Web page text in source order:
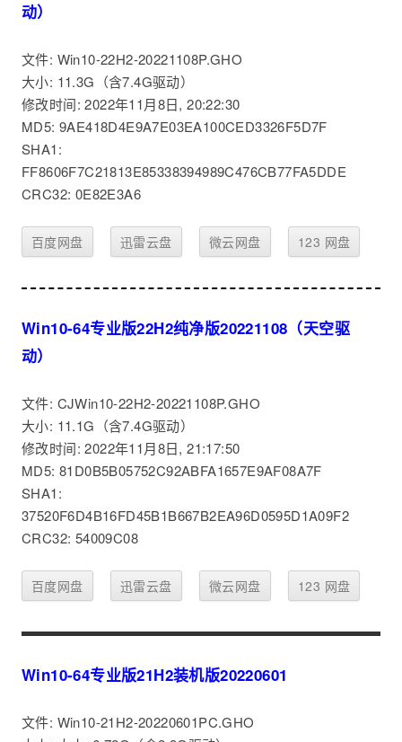
动）
文件: Win10-22H2-20221108P.GHO
大小: 11.3G（含7.4G驱动）
修改时间: 2022年11月8日, 20:22:30
MD5: 9AE418D4E9A7E03EA100CED3326F5D7F
SHA1:
FF8606F7C21813E85338394989C476CB77FA5DDE
CRC32: 0E82E3A6
百度网盘 迅雷云盘 微云网盘 123 网盘
Win10-64专业版22H2纯净版20221108（天空驱
动）
文件: CJWin10-22H2-20221108P.GHO
大小: 11.1G（含7.4G驱动）
修改时间: 2022年11月8日, 21:17:50
MD5: 81D0B5B05752C92ABFA1657E9AF08A7F
SHA1:
37520F6D4B16FD45B1B667B2EA96D0595D1A09F2
CRC32: 54009C08
百度网盘 迅雷云盘 微云网盘 123 网盘
Win10-64专业版21H2装机版20220601
文件: Win10-21H2-20220601PC.GHO